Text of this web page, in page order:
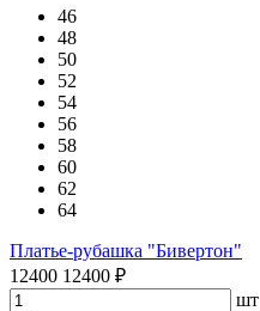
46
48
50
52
54
56
58
60
62
64
Платье-рубашка "Бивертон"
12400 12400 ₽
шт